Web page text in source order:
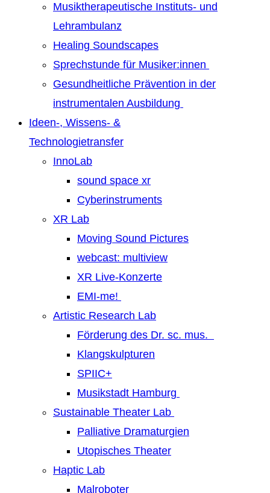
Musiktherapeutische Instituts- und
Lehrambulanz
Healing Soundscapes
Sprechstunde für Musiker:innen
Gesundheitliche Prävention in der
instrumentalen Ausbildung
Ideen-, Wissens- &
Technologietransfer
InnoLab
sound space xr
Cyberinstruments
XR Lab
Moving Sound Pictures
webcast: multiview
XR Live-Konzerte
EMI-me!
Artistic Research Lab
Förderung des Dr. sc. mus.
Klangskulpturen
SPIIC+
Musikstadt Hamburg
Sustainable Theater Lab
Palliative Dramaturgien
Utopisches Theater
Haptic Lab
Malroboter